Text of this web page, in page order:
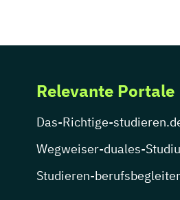
Relevante Portale
Das-Richtige-
Wegweiser-duales-
Studieren-